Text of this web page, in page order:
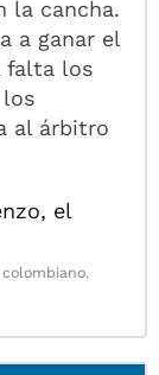
la cancha.
a ganar el
falta los
los
al árbitro